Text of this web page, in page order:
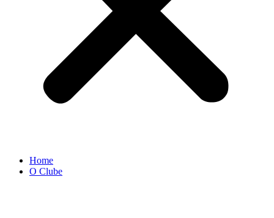
Home
O Clube